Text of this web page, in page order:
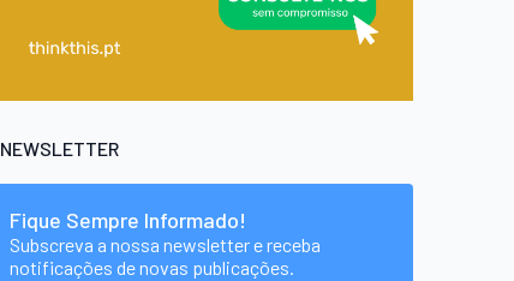
NEWSLETTER
Fique Sempre Informado!
Subscreva a nossa newsletter e receba
notificações de novas publicações.